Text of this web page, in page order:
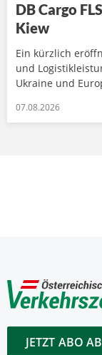
DB Cargo
Kiew
Ein kürzlich
und
Ukraine und
07.08.2026
JETZT ABO